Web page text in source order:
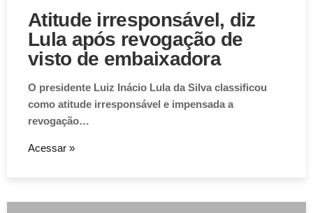
Atitude irresponsável, diz
Lula após revogação de
visto de embaixadora
O presidente Luiz Inácio Lula da Silva classificou
como atitude irresponsável e impensada a
revogação…
Acessar »